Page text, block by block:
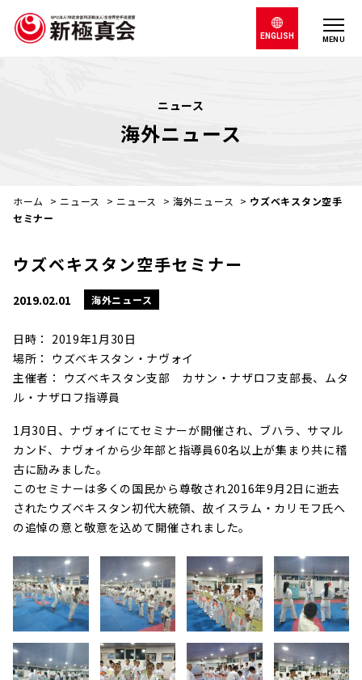
MENU
ENGLISH
ニュース
海外ニュース
ホーム > ニュース > ニュース >海外ニュース > ウズベキスタン空手
セミナー
ウズベキスタン空手セミナー
2019.02.01 海外ニュース
日時： 2019年1月30日
場所： ウズベキスタン・ナヴォイ
主催者： ウズベキスタン支部 カサン・ナザロフ支部長、ムタ
ル・ナザロフ指導員
1月30日、ナヴォイにてセミナーが開催され、ブハラ、サマル
カンド、ナヴォイから少年部と指導員60名以上が集まり共に稽
古に励みました。
このセミナーは多くの国民から尊敬され2016年9月2日に逝去
されたウズベキスタン初代大統領、故イスラム・カリモフ氏へ
の追悼の意と敬意を込めて開催されました。